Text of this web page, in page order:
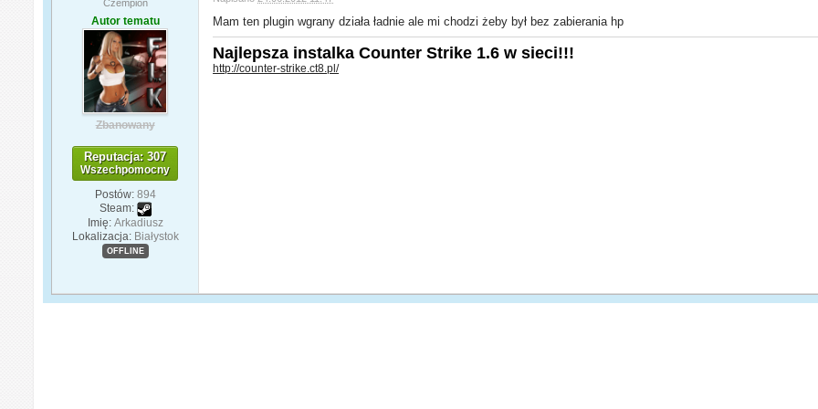
Czempion
Autor tematu
Zbanowany
Reputacja: 307
Wszechpomocny
Postów: 894
Steam:
Imię: Arkadiusz
Lokalizacja: Białystok
OFFLINE
Mam ten plugin wgrany działa ładnie ale mi chodzi żeby był bez zabierania hp
Najlepsza instalka Counter Strike 1.6 w sieci!!!
http://counter-strike.ct8.pl/